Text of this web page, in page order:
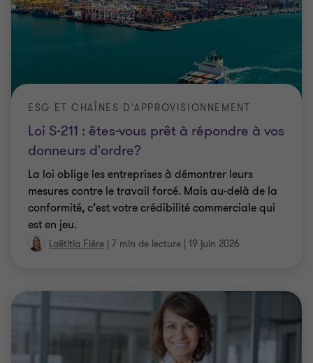
Loi S-211 : êtes-vous prêt à répondre à vos
donneurs d'ordre?
ESG ET CHAÎNES D'APPROVISIONNEMENT
La loi oblige les entreprises à démontrer leurs
mesures contre le travail forcé. Mais au-delà de la
conformité, c’est votre crédibilité commerciale qui
est en jeu.
Laëtitia Fière | 7 min de lecture | 19 juin 2026